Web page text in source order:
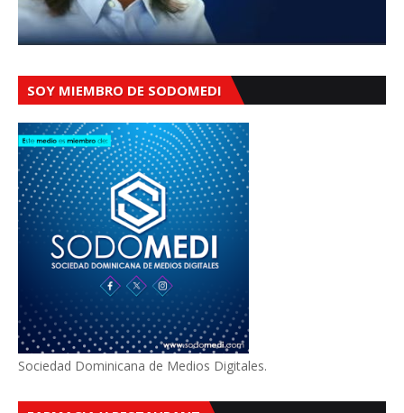
SOY MIEMBRO DE SODOMEDI
Sociedad Dominicana de Medios Digitales.